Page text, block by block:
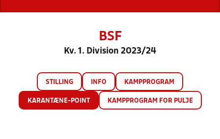
BSF
Kv. 1. Division 2023/24
STILLING INFO KAMPPROGRAM
KARANTÆNE-POINT KAMPPROGRAM FOR PULJE